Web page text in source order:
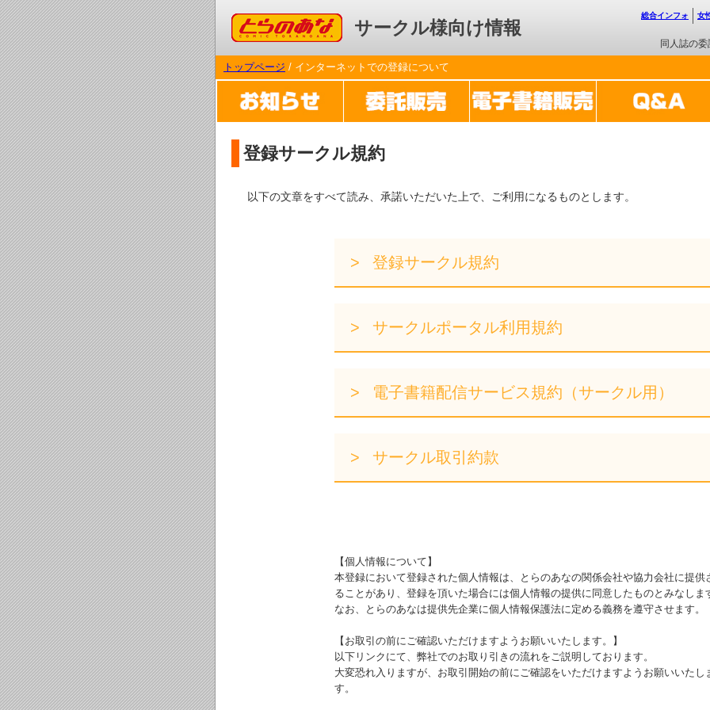
コミックとらのあな サークル様向け情報
同人誌の委
総合インフォ 女
トップページ / インターネットでの登録について
登録サークル規約
以下の文章をすべて読み、承諾いただいた上で、ご利用になるものとします。
登録サークル規約
サークルポータル利用規約
電子書籍配信サービス規約（サークル用）
サークル取引約款
【個人情報について】
本登録において登録された個人情報は、とらのあなの関係会社や協力会社に提供
ることがあり、登録を頂いた場合には個人情報の提供に同意したものとみなしま
なお、とらのあなは提供先企業に個人情報保護法に定める義務を遵守させます。
【お取引の前にご確認いただけますようお願いいたします。】
以下リンクにて、弊社でのお取り引きの流れをご説明しております。
大変恐れ入りますが、お取引開始の前にご確認をいただけますようお願いいたし
す。